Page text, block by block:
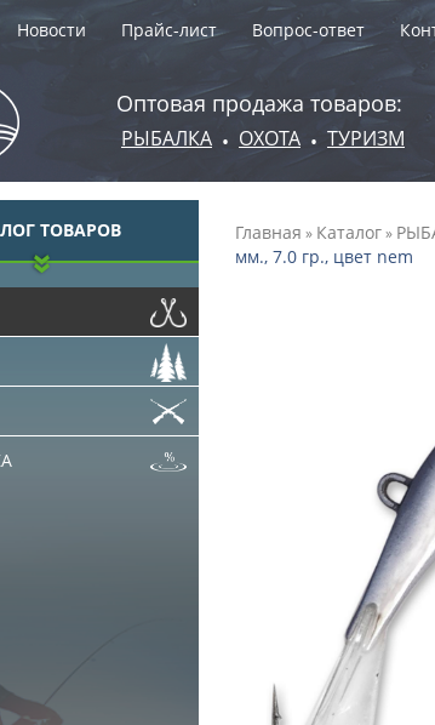
Новости Прайс-лист Вопрос-ответ
Оптовая продажа товаров:
РЫБАЛКА • ОХОТА • ТУРИЗМ
ТОВАРОВ Главная » Каталог»
мм., 7.0 гр., цвет nem